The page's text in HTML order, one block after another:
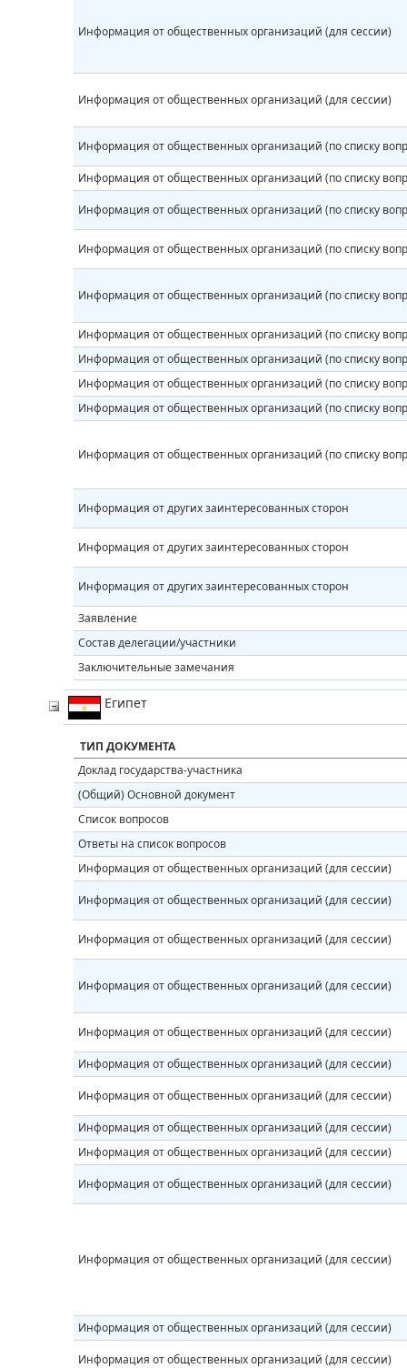
Информация от общественных организаций (для сессии)
Информация от общественных организаций (для сессии)
Информация от общественных организаций (по списку
Информация от общественных организаций (по списку
Информация от общественных организаций (по списку
Информация от общественных организаций (по списку
Информация от общественных организаций (по списку
Информация от общественных организаций (по списку
Информация от общественных организаций (по списку
Информация от общественных организаций (по списку
Информация от общественных организаций (по списку
Информация от общественных организаций (по списку
Информация от других заинтересованных сторон
Информация от других заинтересованных сторон
Информация от других заинтересованных сторон
Заявление
Состав делегации/участники
Заключительные замечания
Египет
ТИП ДОКУМЕНТА
Доклад государства-участника
(Общий) Основной документ
Список вопросов
Ответы на список вопросов
Информация от общественных организаций (для сессии)
Информация от общественных организаций (для сессии)
Информация от общественных организаций (для сессии)
Информация от общественных организаций (для сессии)
Информация от общественных организаций (для сессии)
Информация от общественных организаций (для сессии)
Информация от общественных организаций (для сессии)
Информация от общественных организаций (для сессии)
Информация от общественных организаций (для сессии)
Информация от общественных организаций (для сессии)
Информация от общественных организаций (для сессии)
Информация от общественных организаций (для сессии)
Информация от общественных организаций (для сессии)